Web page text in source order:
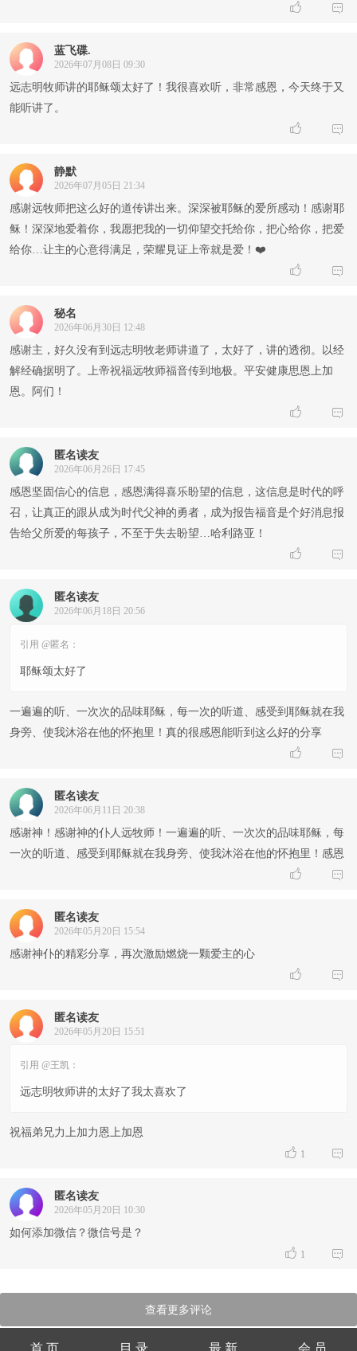
 
蓝飞碟.
2026年07月08日 09:30
远志明牧师讲的耶稣颂太好了！我很喜欢听，非常感恩，今天终于又
能听讲了。
 
静默
2026年07月05日 21:34
感谢远牧师把这么好的道传讲出来。深深被耶稣的爱所感动！感谢耶
稣！深深地爱着你，我愿把我的一切仰望交托给你，把心给你，把爱
给你…让主的心意得满足，荣耀見证上帝就是爱！❤️
 
秘名
2026年06月30日 12:48
感谢主，好久没有到远志明牧老师讲道了，太好了，讲的透彻。以经
解经确据明了。上帝祝福远牧师福音传到地极。平安健康思恩上加
恩。阿们！
 
匿名读友
2026年06月26日 17:45
感恩坚固信心的信息，感恩满得喜乐盼望的信息，这信息是时代的呼
召，让真正的跟从成为时代父神的勇者，成为报告福音是个好消息报
告给父所爱的每孩子，不至于失去盼望…哈利路亚！
 
匿名读友
2026年06月18日 20:56
引用 @匿名：
耶稣颂太好了
一遍遍的听、一次次的品味耶稣，每一次的听道、感受到耶稣就在我
身旁、使我沐浴在他的怀抱里！真的很感恩能听到这么好的分享
 
匿名读友
2026年06月11日 20:38
感谢神！感谢神的仆人远牧师！一遍遍的听、一次次的品味耶稣，每
一次的听道、感受到耶稣就在我身旁、使我沐浴在他的怀抱里！感恩
 
匿名读友
2026年05月20日 15:54
感谢神仆的精彩分享，再次激励燃烧一颗爱主的心
 
匿名读友
2026年05月20日 15:51
引用 @王凯：
远志明牧师讲的太好了我太喜欢了
祝福弟兄力上加力恩上加恩
 1 
匿名读友
2026年05月20日 10:30
如何添加微信？微信号是？
 1 
查看更多评论